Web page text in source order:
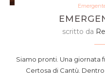
scritto da
Siamo pronti. Una giornata
Certosa di Cantù.